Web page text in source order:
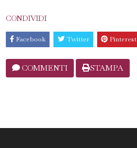
CONDIVIDI
Facebook Twitter Pinterest
COMMENTI STAMPA